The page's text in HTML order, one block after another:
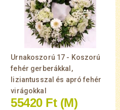
Urnakoszorú 17 - Koszorú
fehér gerberákkal,
liziantusszal és apró fehér
virágokkal
55420 Ft (M)